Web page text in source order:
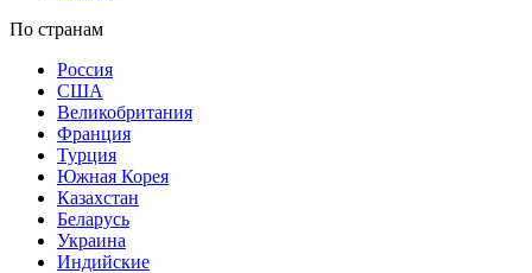
По странам
Россия
США
Великобритания
Франция
Турция
Южная Корея
Казахстан
Беларусь
Украина
Индийские